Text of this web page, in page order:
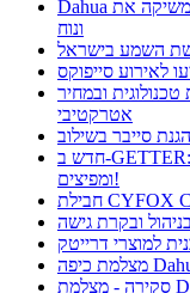
Dahua משיקה את DSS Professional V8.5 לניהול אבטחה קל
ונוח
השמע בישראל
לאירוע סייפוקס
ובמחיר
אטרקטיבי
חדש ב-GETTER: אפליקציית GETTER DAHUA למתקינים
ומפיצים!
ובקרת גישה
למוצרי דרייטק
סקירה - מצלמת DUO 180 מעלות TiOC 2.0 של Dahua עם בינה